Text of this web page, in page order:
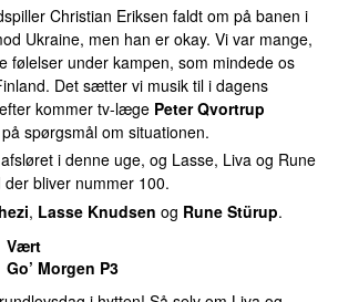
Christian Eriksen faldt om på banen i
Ukraine, men han er okay. Vi var mange,
følelser under kampen, som mindede os
Det sætter vi musik til i dagens
kommer tv-læge Peter Qvortrup
spørgsmål om situationen.
i denne uge, og Lasse, Liva og Rune
bliver nummer 100.
, Lasse Knudsen og Rune Stürup.
Vært
Go’ Morgen P3